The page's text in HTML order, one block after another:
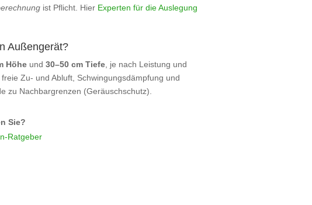
ist Pflicht. Hier Experten für die Auslegung
Außengerät?
Höhe und30–50 cm Tiefe, je nach Leistung und
Zu‑ und Abluft, Schwingungsdämpfung und
zu Nachbargrenzen (Geräuschschutz).
Sie?
Ratgeber